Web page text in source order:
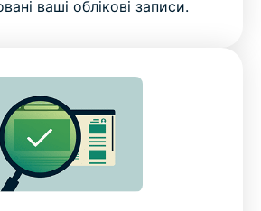
ваші облікові записи.